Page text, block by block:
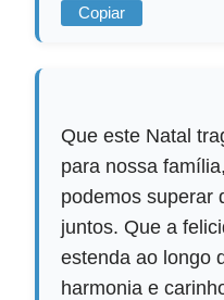
Copiar
Que este Natal
para nossa
podemos superar
juntos. Que a
estenda ao longo
harmonia e